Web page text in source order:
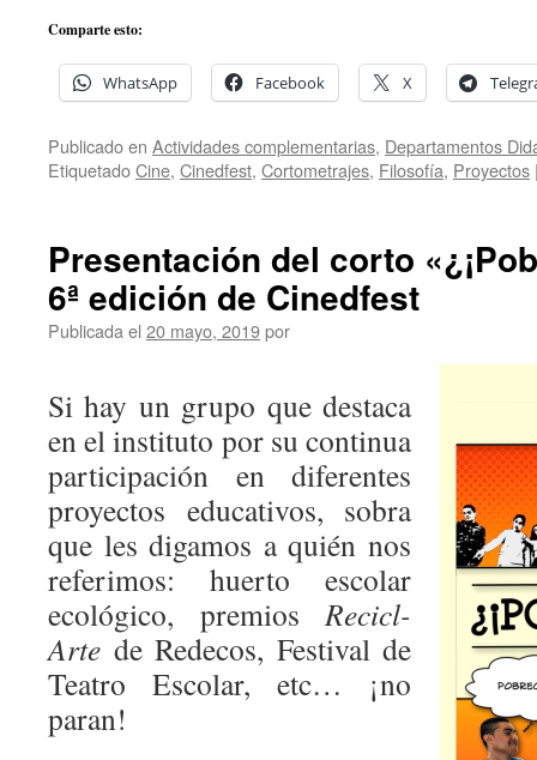
Comparte esto:
WhatsApp Facebook X
Publicado en Actividades complementarias, Departamentos
EtiquetadoCine, Cinedfest, Cortometrajes, Filosofía, Proyectos
Presentación del corto
6ª edición de Cinedfest
Publicada el 20 mayo, 2019por
Si hay un grupo que destaca
en el instituto por su continua
participación en diferentes
proyectos educativos, sobra
que les digamos a quién nos
referimos: huerto escolar
ecológico, premiosRecicl-
Arte de Redecos, Festival de
Teatro Escolar, etc… ¡no
paran!